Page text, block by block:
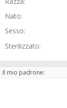
Nato:
Sesso:
Sterilizzato:
Il mio padrone: